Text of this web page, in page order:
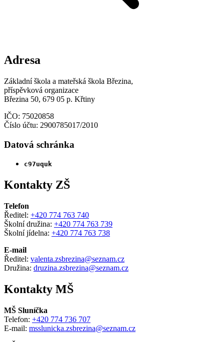
Adresa
Základní škola a mateřská škola Březina,
příspěvková organizace
Březina 50, 679 05 p. Křtiny
IČO: 75020858
Číslo účtu: 2900785017/2010
Datová schránka
c97uquk
Kontakty ZŠ
Telefon
Ředitel: +420 774 763 740
Školní družina: +420 774 763 739
Školní jídelna: +420 774 763 738
E-mail
Ředitel: valenta.zsbrezina@seznam.cz
Družina: druzina.zsbrezina@seznam.cz
Kontakty MŠ
MŠ Sluníčka
Telefon: +420 774 736 707
E-mail: msslunicka.zsbrezina@seznam.cz